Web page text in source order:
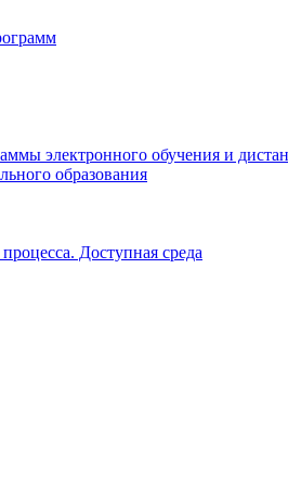
электронного обучения и
образования
Доступная среда